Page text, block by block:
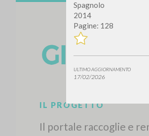
Spagnolo
2014
Pagine: 128
ULTIMO AGGIORNAMENTO
17/02/2026